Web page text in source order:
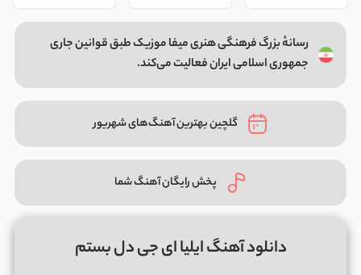
رسانهٔ بزرگ فرهنگی هنری میفا موزیک طبق قوانین جاری
جمهوری اسلامی ایران فعالیت می‌کند.
گلچین بهترین آهنگ‌های شهریور
پخش رایگان آهنگ شما
دانلود آهنگ ایلیا ای جی دل بستم